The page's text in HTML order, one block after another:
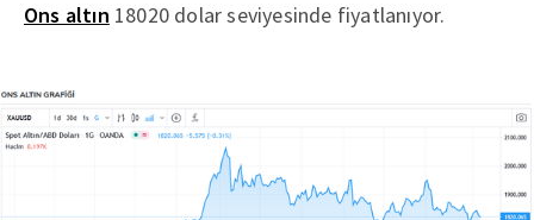
Ons altın 18020 dolar seviyesinde fiyatlanıyor.